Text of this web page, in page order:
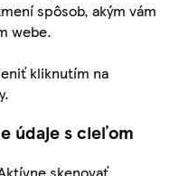
spôsob, akým vám
webe.
kliknutím na
údaje s cieľom